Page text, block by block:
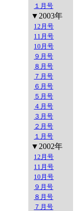
１月号
▼2003年
12月号
11月号
10月号
９月号
８月号
７月号
６月号
５月号
４月号
３月号
２月号
１月号
▼2002年
12月号
11月号
10月号
９月号
８月号
７月号